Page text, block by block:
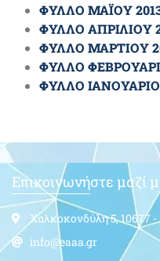
ΦΥΛΛΟ ΜΑΪΟΥ
ΦΥΛΛΟ ΑΠΡΙΛΙΟΥ
ΦΥΛΛΟ ΜΑΡΤΙΟΥ
ΦΥΛΛΟ
ΦΥΛΛΟ
Επικοινωνήστε μαζί
Χαλκοκονδύλη 5, 10677
info@eaaa.gr